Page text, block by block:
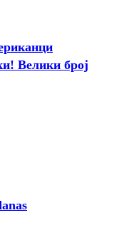
Велики број